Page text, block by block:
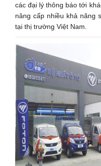
các đại lý thông báo tới
nâng cấp nhiều khả năng
tại thị trường Việt Nam.